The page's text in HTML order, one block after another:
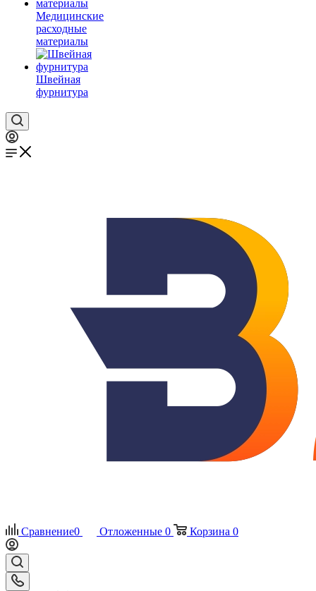
Медицинские
расходные
материалы
Швейная
фурнитура
Сравнение0 Отложенные 0 Корзина 0